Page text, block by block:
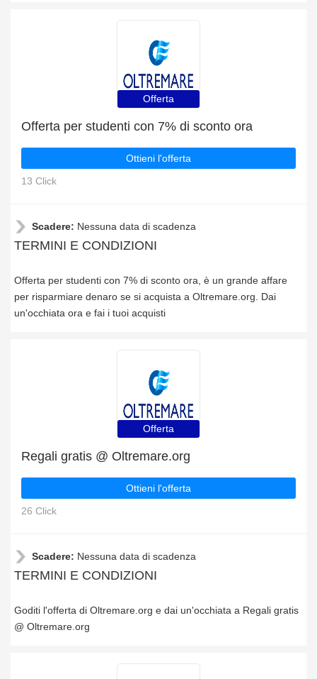
Offerta
Offerta per studenti con 7% di sconto ora
Ottieni l'offerta
13 Click
Scadere: Nessuna data di scadenza
TERMINI E CONDIZIONI
Offerta per studenti con 7% di sconto ora, è un grande affare
per risparmiare denaro se si acquista a Oltremare.org. Dai
un'occhiata ora e fai i tuoi acquisti
Offerta
Regali gratis @ Oltremare.org
Ottieni l'offerta
26 Click
Scadere: Nessuna data di scadenza
TERMINI E CONDIZIONI
Goditi l'offerta di Oltremare.org e dai un'occhiata a Regali gratis
@ Oltremare.org